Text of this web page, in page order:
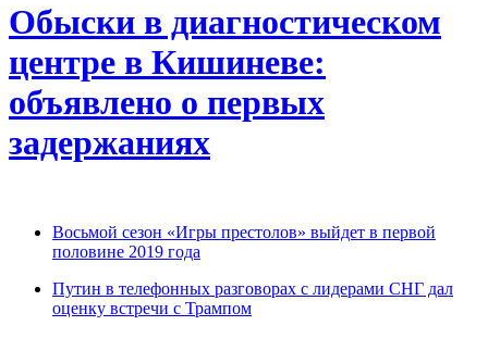
Обыски в диагностическом
центре в Кишиневе:
объявлено о первых
задержаниях
Восьмой сезон «Игры престолов» выйдет в первой
половине 2019 года
Путин в телефонных разговорах с лидерами СНГ дал
оценку встречи с Трампом